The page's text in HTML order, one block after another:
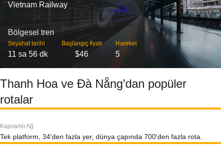
Vietnam Railway
Bölgesel tren
Seyahat tarihi
11 sa 56 dk
Başlangıç ​​fiyatı
$46
Hareket
5
Thanh Hoa ve Đà Nẵng’dan popüler
rotalar
Kapsamlı Ağ
Tek platform, 34'den fazla yer, dünya çapında 700'den fazla rota.